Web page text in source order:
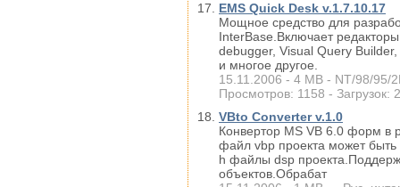
EMS Quick Desk v.1.7.10.17
Мощное средство для
InterBase.Включает
debugger, Visual Query
и многое другое.
15.11.2006 - 4 MB - NT/98/95/
Просмотров: 1158 - Загрузок:
VBto Converter v.1.0
Конвертор MS VB 6.0 форм в
файл vbp проекта может быть
h файлы dsp
объектов.Обрабат